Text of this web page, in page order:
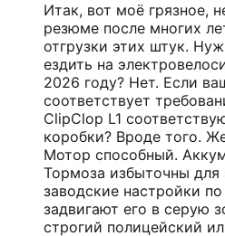
Итак, вот моё грязное,
резюме после многих
отгрузки этих штук.
ездить на
2026 году? Нет. Если
соответствует
ClipClop L1
коробки? Вроде того.
Мотор способный.
Тормоза избыточны для
заводские настройки
задвигают его в серую
строгий полицейский